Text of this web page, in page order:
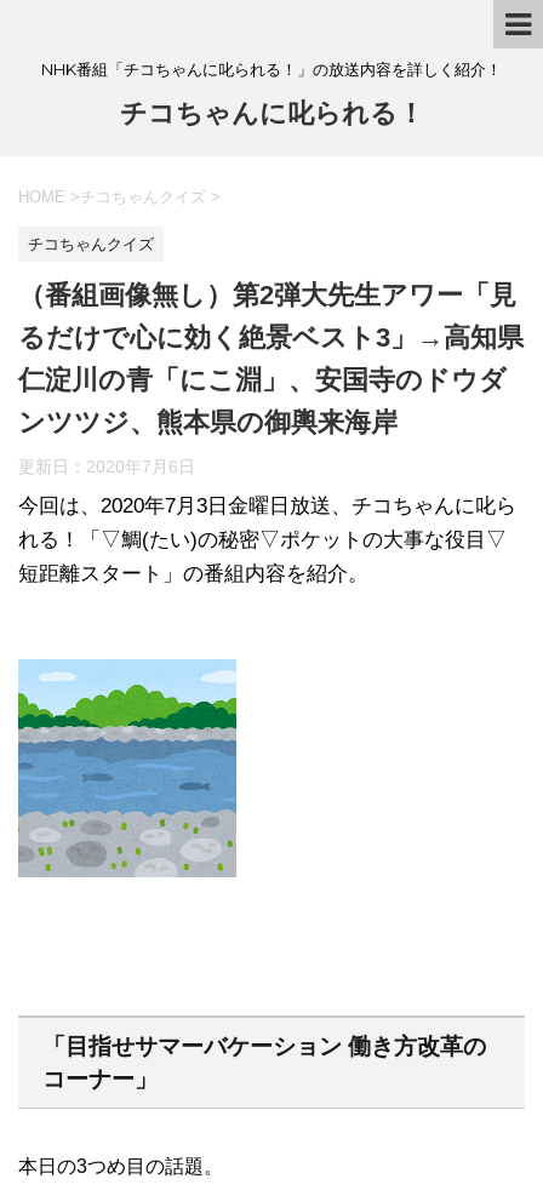
NHK番組「チコちゃんに叱られる！」の放送内容を詳しく紹介！
チコちゃんに叱られる！
HOME >チコちゃんクイズ >
チコちゃんクイズ
（番組画像無し）第2弾大先生アワー「見
るだけで心に効く絶景ベスト3」→高知県
仁淀川の青「にこ淵」、安国寺のドウダ
ンツツジ、熊本県の御輿来海岸
更新日： 2020年7月6日
今回は、2020年7月3日金曜日放送、チコちゃんに叱ら
れる！「▽鯛(たい)の秘密▽ポケットの大事な役目▽
短距離スタート」の番組内容を紹介。
「目指せサマーバケーション 働き方改革の
コーナー」
本日の3つめ目の話題。